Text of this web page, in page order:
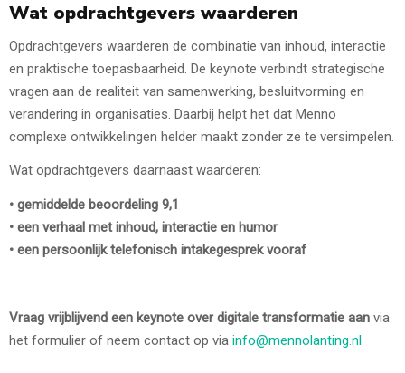
Wat opdrachtgevers waarderen
Opdrachtgevers waarderen de combinatie van inhoud, interactie
en praktische toepasbaarheid. De keynote verbindt strategische
vragen aan de realiteit van samenwerking, besluitvorming en
verandering in organisaties. Daarbij helpt het dat Menno
complexe ontwikkelingen helder maakt zonder ze te versimpelen.
Wat opdrachtgevers daarnaast waarderen:
• gemiddelde beoordeling 9,1
• een verhaal met inhoud, interactie en humor
• een persoonlijk telefonisch intakegesprek vooraf
Vraag vrijblijvend een keynote over digitale transformatie aan via
het formulier of neem contact op via info@mennolanting.nl